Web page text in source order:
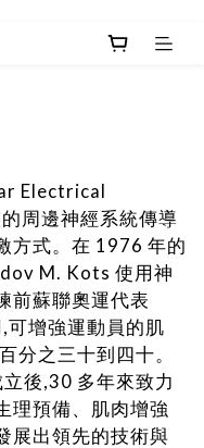
Electrical
周邊神經系統傳導
方式。在 1976 年的
M. Kots 使用神
前蘇聯奧運代表
增強運動員的肌
分之三十到四十。
後,30 多年來致力
理預備、肌肉增強
展出領先的技術與